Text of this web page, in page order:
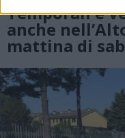
Temporali e
anche
mattina di